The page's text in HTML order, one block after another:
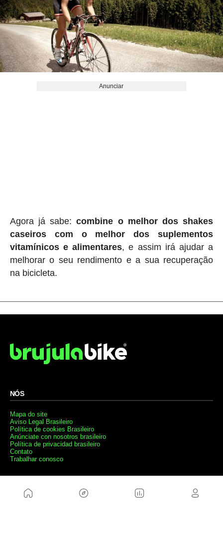
Anunciar
Agora já sabe:combine o melhor dos shakes
caseiros com o melhor dos suplementos
vitamínicos e alimentares, e assim irá ajudar a
melhorar o seu rendimento e a sua recuperação
na bicicleta.
NÓS
Mapa do site
Aviso Legal Brasileiro
Política de cookies Brasileiro
Anúnciate con nosotros brasileiro
Política de privacidad brasileiro
Contato
Trabalhar conosco